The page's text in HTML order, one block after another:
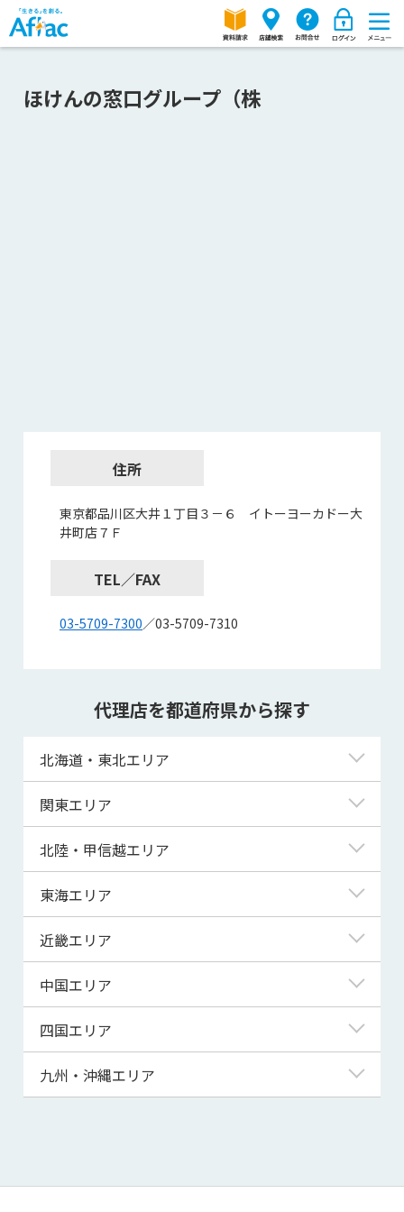
ほけんの窓口グループ（株
住所
東京都品川区大井１丁目３－６ イトーヨーカドー大
井町店７Ｆ
TEL／FAX
03-5709-7300／03-5709-7310
代理店を都道府県から探す
北海道・東北エリア
北海道
青森県
宮城県
秋田県
山形県
関東エリア
東京都
神奈川県
埼玉県
千葉県
茨城県
群馬県
北陸・甲信越エリア
新潟県
富山県
福井県
山梨県
長野県
東海エリア
岐阜県
静岡県
三重県
近畿エリア
滋賀県
京都府
大阪府
兵庫県
和歌山県
中国エリア
鳥取県
島根県
山口県
四国エリア
徳島県
高知県
九州・沖縄エリア